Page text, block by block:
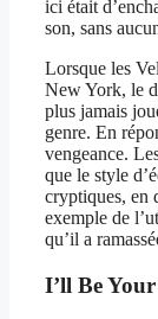
ici était
son, sans
Lorsque les
New York, le
plus jamais
genre. En
vengeance.
que le style
cryptiques, en
exemple de
qu’il a
I’ll Be